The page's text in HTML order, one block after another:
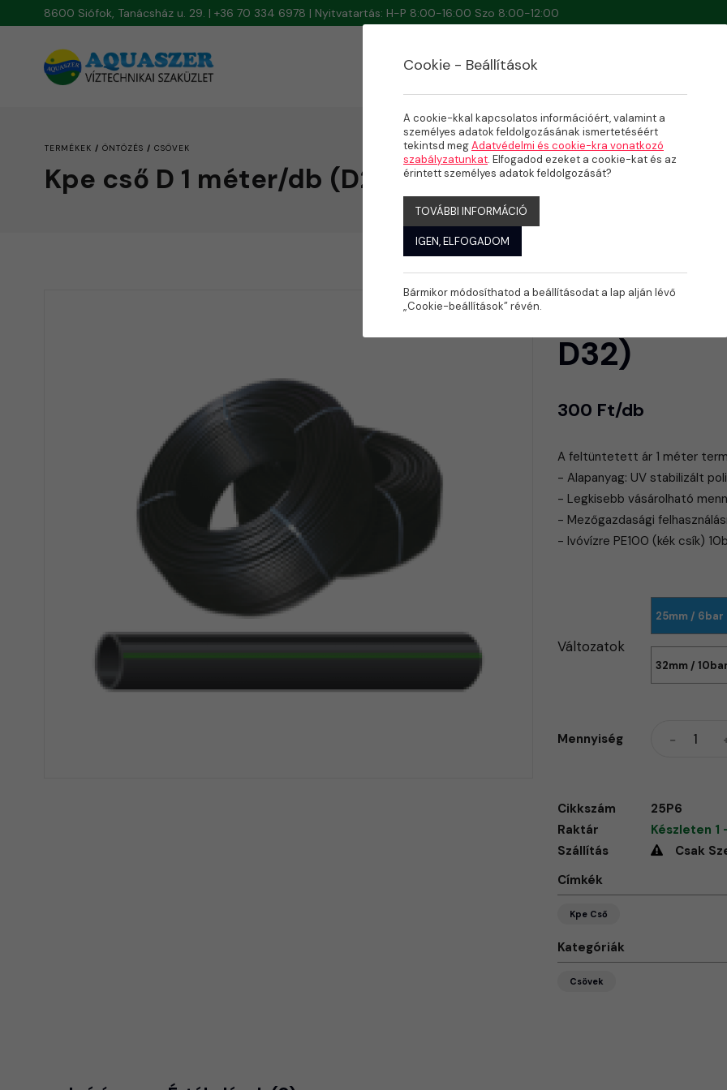
8600 Siófok, Tanácsház u. 29. | +36 70 334 6978 | Nyitvatartás: H-P 8:00-16:00 Szo 8:00-12:00
TERMÉKEK /ÖNTÖZÉS /CSÖVEK
Kpe cső D 1 méter/db (D25-D32)
Kpe cső
D32)
300 Ft/db
A feltüntetett ár 1 méter
- Alapanyag: UV stabilizált
- Legkisebb vásárolható
- Mezőgazdasági
- Ivóvízre PE100 (kék csík)
Változatok
25mm / 6bar
32mm /
Mennyiség
Cikkszám
25P6
Raktár
Készleten 1
Szállítás
Csak
Címkék
Kpe Cső
Kategóriák
Csövek
Cookie - Beállítások
A cookie-kkal kapcsolatos információért, valamint a
személyes adatok feldolgozásának ismertetéséért
tekintsd megAdatvédelmi és cookie-kra vonatkozó
szabályzatunkat. Elfogadod ezeket a cookie-kat és az
érintett személyes adatok feldolgozását?
TOVÁBBI INFORMÁCIÓ
IGEN, ELFOGADOM
Bármikor módosíthatod a beállításodat a lap alján lévő
„Cookie-beállítások” révén.